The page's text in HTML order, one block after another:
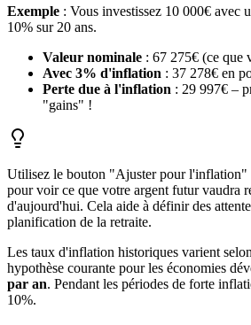
Exemple : Vous investissez 10 000€ avec
10% sur 20 ans.
Valeur nominale : 67 275€ (ce que
Avec 3% d'inflation : 37 278€ en
Perte due à l'inflation : 29 997€ –
"gains" !
Utilisez le bouton "Ajuster pour l'inflation"
pour voir ce que votre argent futur vaudra
d'aujourd'hui. Cela aide à définir des
planification de la retraite.
Les taux d'inflation historiques varient
hypothèse courante pour les économies
par an. Pendant les périodes de forte
10%.